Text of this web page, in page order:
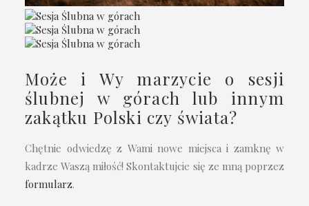
Może i Wy marzycie o sesji
ślubnej w górach lub innym
zakątku Polski czy świata?
Chętnie odwiedzę z Wami nowe miejsca i zamknę w
kadrze Waszą miłość! Skontaktujcie się ze mną poprzez
formularz.